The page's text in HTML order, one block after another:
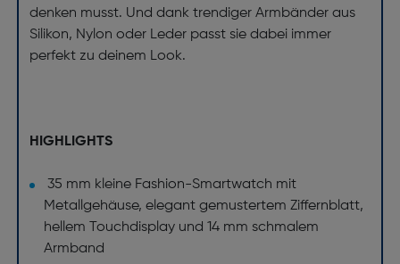
denken musst. Und dank trendiger Armbänder aus
Silikon, Nylon oder Leder passt sie dabei immer
perfekt zu deinem Look.
HIGHLIGHTS
35 mm kleine Fashion-Smartwatch mit
Metallgehäuse, elegant gemustertem Ziffernblatt,
hellem Touchdisplay und 14 mm schmalem
Armband